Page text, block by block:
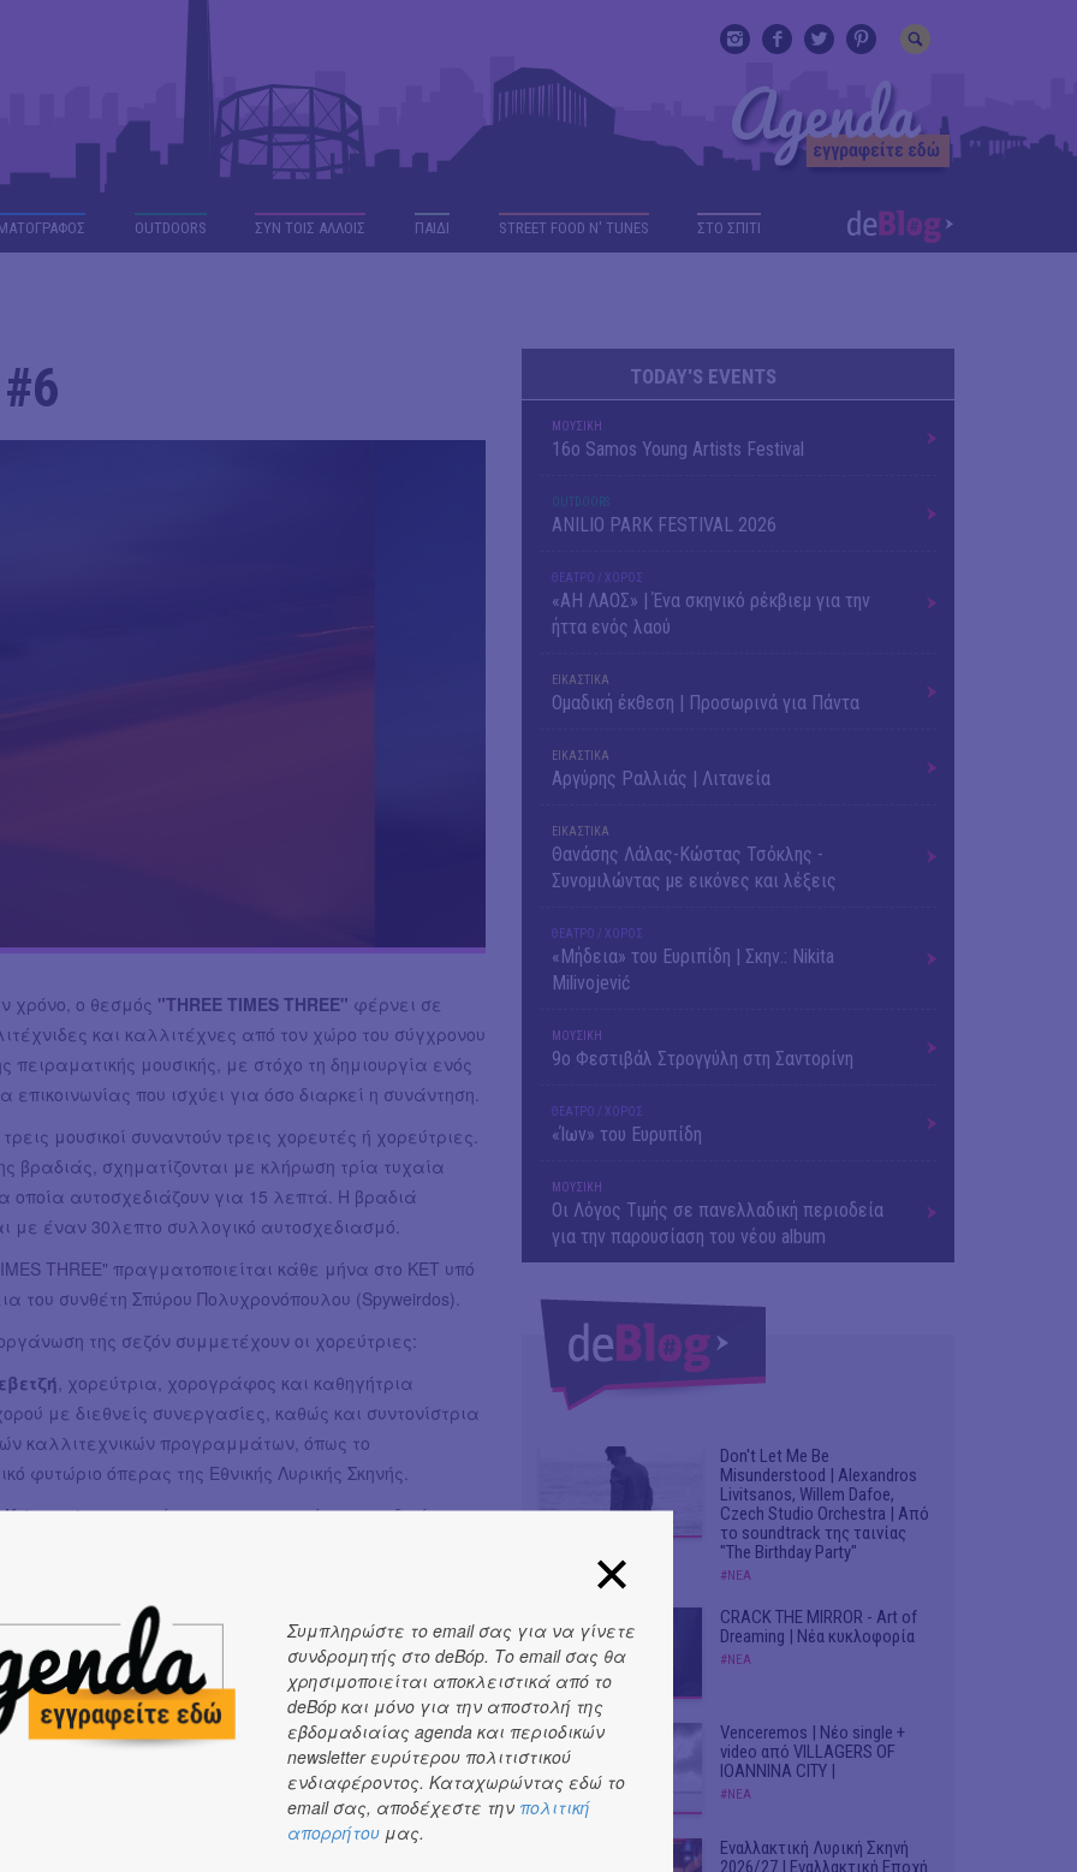
OUTDΟORS ΣΥΝ ΤΟΙΣ ΑΛΛΟΙΣ ΠΑΙΔΙ STREET FOOD N' TUNES ΣΤΟ ΣΠΙΤΙ
χρόνο, ο θεσμός "THREE TIMES THREE" φέρνει σε
και καλλιτέχνες από τον χώρο του σύγχρονου
πειραματικής μουσικής, με στόχο τη δημιουργία ενός
επικοινωνίας που ισχύει για όσο διαρκεί η συνάντηση.
μουσικοί συναντούν τρεις χορευτές ή χορεύτριες.
βραδιάς, σχηματίζονται με κλήρωση τρία τυχαία
οποία αυτοσχεδιάζουν για 15 λεπτά. Η βραδιά
με έναν 30λεπτο συλλογικό αυτοσχεδιασμό.
THREE" πραγματοποιείται κάθε μήνα στο ΚΕΤ υπό
του συνθέτη Σπύρου Πολυχρονόπουλου (Spyweirdos).
της σεζόν συμμετέχουν οι χορεύτριες:
, χορεύτρια, χορογράφος και καθηγήτρια
με διεθνείς συνεργασίες, καθώς και συντονίστρια
καλλιτεχνικών προγραμμάτων, όπως το
φυτώριο όπερας της Εθνικής Λυρικής Σκηνής.
, χορεύτρια και χορογράφος με ιδιαίτερη
, χορεύτρια, μουσικός και μέλος της ομάδας bijoux de
στην Ελλάδα και το εξωτερικό.
, κιθαρίστας, συνθέτης και αυτοσχεδιαστής, που
καθιέρωση της ηλεκτρικής κιθάρας ως μελωδικής
, ηλεκτροακουστικός συνθέτης και αυτοσχεδιαστής, ο
TODAY'S EVENTS
ΜΟΥΣΙΚΗ
16o Samos Young Artists Festival
OUTDΟORS
ANILIO PARK FESTIVAL 2026
ΘΕΑΤΡΟ / ΧΟΡΟΣ
«ΑΗ ΛΑΟΣ» | Ένα σκηνικό ρέκβιεμ για την
ήττα ενός λαού
ΕΙΚΑΣΤΙΚΑ
Ομαδική έκθεση | Προσωρινά για Πάντα
ΕΙΚΑΣΤΙΚΑ
Αργύρης Ραλλιάς | Λιτανεία
ΕΙΚΑΣΤΙΚΑ
Θανάσης Λάλας-Κώστας Τσόκλης -
Συνομιλώντας με εικόνες και λέξεις
ΘΕΑΤΡΟ / ΧΟΡΟΣ
«Μήδεια» του Ευριπίδη | Σκην.: Nikita
Milivojević
ΜΟΥΣΙΚΗ
9o Φεστιβάλ Στρογγύλη στη Σαντορίνη
ΘΕΑΤΡΟ / ΧΟΡΟΣ
«Ίων» του Ευρυπίδη
ΜΟΥΣΙΚΗ
Οι Λόγος Τιμής σε πανελλαδική περιοδεία
για την παρουσίαση του νέου album
Don't Let Me Be
Misunderstood | Alexandros
Livitsanos, Willem Dafoe,
Czech Studio Orchestra | Από
το soundtrack της ταινίας
"The Birthday Party"
#ΝΕΑ
CRACK THE MIRROR - Art of
Dreaming | Νέα κυκλοφορία
#ΝΕΑ
Venceremos | Νέο single +
video από VILLAGERS OF
IOANNINA CITY |
#ΝΕΑ
Εναλλακτική Λυρική Σκηνή
2026/27 | Εναλλακτική Εποχή
Συμπληρώστε το email σας για να γίνετε
συνδρομητής στο deBόp. Το email σας θα
χρησιμοποιείται αποκλειστικά από το
deBόp και μόνο για την αποστολή της
εβδομαδιαίας agenda και περιοδικών
newsletter ευρύτερου πολιτιστικού
ενδιαφέροντος. Καταχωρώντας εδώ το
email σας, αποδέχεστε την πολιτική
απορρήτου μας.